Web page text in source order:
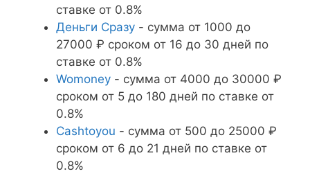
ставке от 0.8%
Деньги Сразу - сумма от 1000 до
27000 ₽ сроком от 16 до 30 дней по
ставке от 0.8%
Womoney - сумма от 4000 до 30000 ₽
сроком от 5 до 180 дней по ставке от
0.8%
Cashtoyou - сумма от 500 до 25000 ₽
сроком от 6 до 21 дней по ставке от
0.8%